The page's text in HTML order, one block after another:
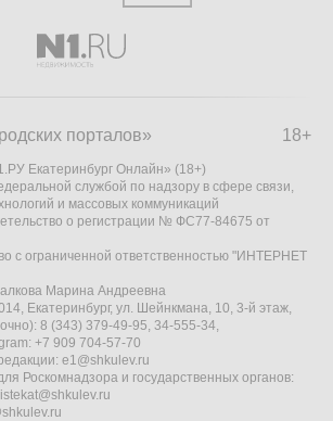
18+
порталов»
Екатеринбург Онлайн» (18+)
службой по надзору в сфере связи,
и массовых коммуникаций
о регистрации № ФС77-84675 от
с ограниченной ответственностью "ИНТЕРНЕТ
Марина Андреевна
Екатеринбург, ул. Шейнкмана, 10, 3-й этаж,
8 (343) 379-49-95, 34-555-34,
+7 909 704-57-70
e1@shkulev.ru
Роскомнадзора и государственных органов: